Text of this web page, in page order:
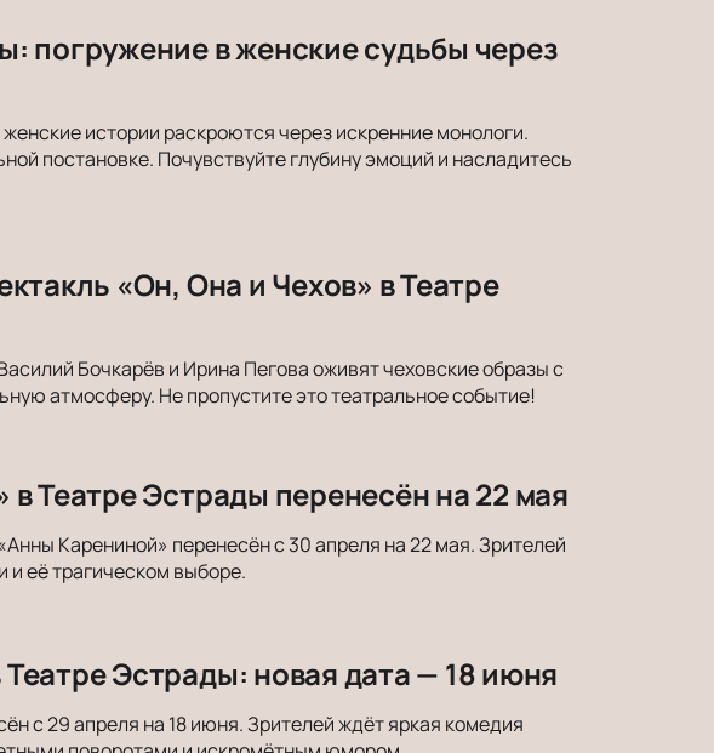
погружение в женские судьбы через
истории раскроются через искренние монологи.
постановке. Почувствуйте глубину эмоций и насладитесь
«Он, Она и Чехов» в Театре
Бочкарёв и Ирина Пегова оживят чеховские образы с
атмосферу. Не пропустите это театральное событие!
Театре Эстрады перенесён на 22 мая
Карениной» перенесён с 30 апреля на 22 мая. Зрителей
её трагическом выборе.
Эстрады: новая дата — 18 июня
с 29 апреля на 18 июня. Зрителей ждёт яркая комедия